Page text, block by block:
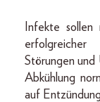
Infekte sollen
Störungen und
Abkühlung
auf